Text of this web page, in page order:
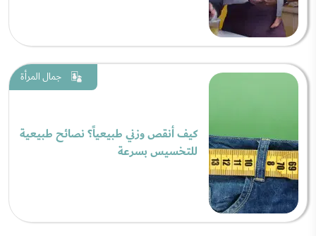
جمال المرأة
كيف أنقص وزني طبيعياً؟ نصائح طبيعية
للتخسيس بسرعة